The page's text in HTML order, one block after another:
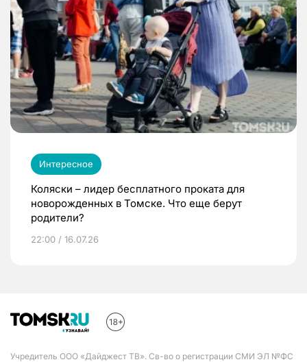
Интересное
Коляски – лидер бесплатного проката для
новорожденных в Томске. Что еще берут
родители?
22:00 / 16.07.26
Учредитель ООО «Дайджест ТВ». Св-во о регистрации СМИ ЭЛ №ФС